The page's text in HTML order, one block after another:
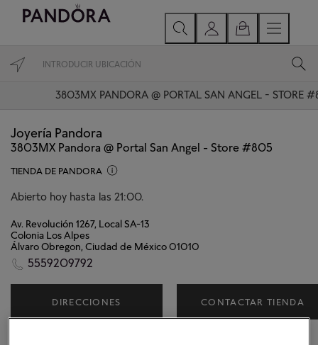
3803MX PANDORA @ PORTAL SAN ANGEL - STORE
Joyería Pandora
3803MX Pandora @ Portal San Angel - Store #805
TIENDA DE PANDORA
Abierto hoy hasta las 21:00.
Av. Revolución 1267, Local SA-13
Colonia Los Alpes
Álvaro Obregon, Ciudad de México 01010
5559209792
DIRECCIONES CONTACTAR TIENDA